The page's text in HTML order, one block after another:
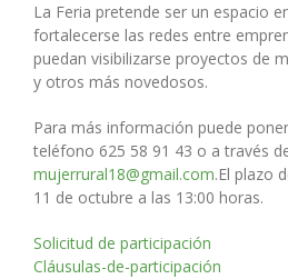
La Feria pretende ser un espacio
fortalecerse las redes entre
puedan visibilizarse proyectos de
y otros más novedosos.
Para más información puede
teléfono 625 58 91 43 o a través
mujerrural18@gmail.com.El plazo
11 de octubre a las 13:00 horas.
Solicitud de participación
Cláusulas-de-participación